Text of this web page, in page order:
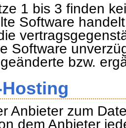
1 bis 3 finden
Software
Software
bzw.
Anbieter zum
dem Anbieter